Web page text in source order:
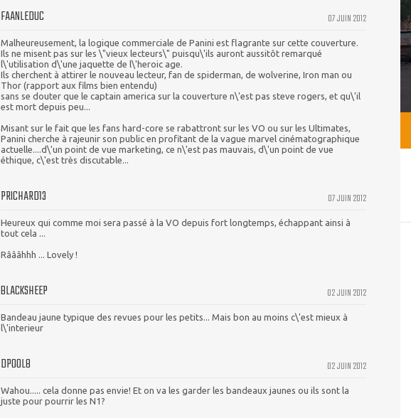
07 JUIN 2012
FAANLEDUC
Malheureusement, la logique commerciale de Panini est flagrante sur cette couverture.
Ils ne misent pas sur les \"vieux lecteurs\" puisqu\'ils auront aussitôt remarqué
l\'utilisation d\'une jaquette de l\'heroic age.
Ils cherchent à attirer le nouveau lecteur, fan de spiderman, de wolverine, Iron man ou
Thor (rapport aux films bien entendu)
sans se douter que le captain america sur la couverture n\'est pas steve rogers, et qu\'il
est mort depuis peu...
Misant sur le fait que les fans hard-core se rabattront sur les VO ou sur les Ultimates,
Panini cherche à rajeunir son public en profitant de la vague marvel cinématographique
actuelle....d\'un point de vue marketing, ce n\'est pas mauvais, d\'un point de vue
éthique, c\'est très discutable...
07 JUIN 2012
PRICHARD13
Heureux qui comme moi sera passé à la VO depuis fort longtemps, échappant ainsi à
tout cela ...
Râââhhh ... Lovely !
02 JUIN 2012
BLACKSHEEP
Bandeau jaune typique des revues pour les petits... Mais bon au moins c\'est mieux à
l\'interieur
02 JUIN 2012
DPOOL8
Wahou..... cela donne pas envie! Et on va les garder les bandeaux jaunes ou ils sont la
juste pour pourrir les N1?